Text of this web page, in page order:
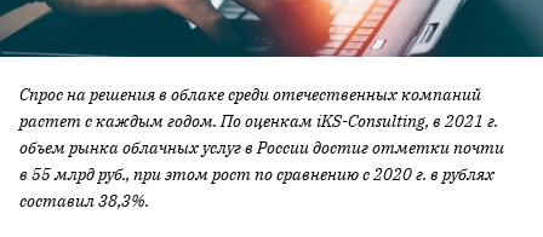
Спрос на решения в облаке среди отечественных компаний
растет с каждым годом. По оценкам iKS-Consulting, в 2021 г.
объем рынка облачных услуг в России достиг отметки почти
в 55 млрд руб., при этом рост по сравнению с 2020 г. в рублях
составил 38,3%.